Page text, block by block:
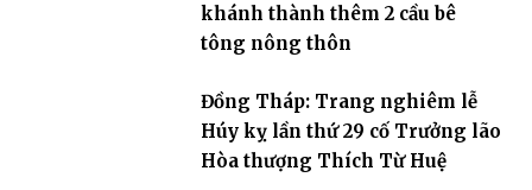
khánh thành thêm 2 cầu bê
tông nông thôn
Đồng Tháp: Trang nghiêm lễ
Húy kỵ lần thứ 29 cố Trưởng lão
Hòa thượng Thích Từ Huệ